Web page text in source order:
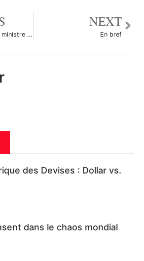
Lagarde, meilleure ministre des Finances de la zone euro
NEXT
En bref
des Devises : Dollar vs.
dans le chaos mondial